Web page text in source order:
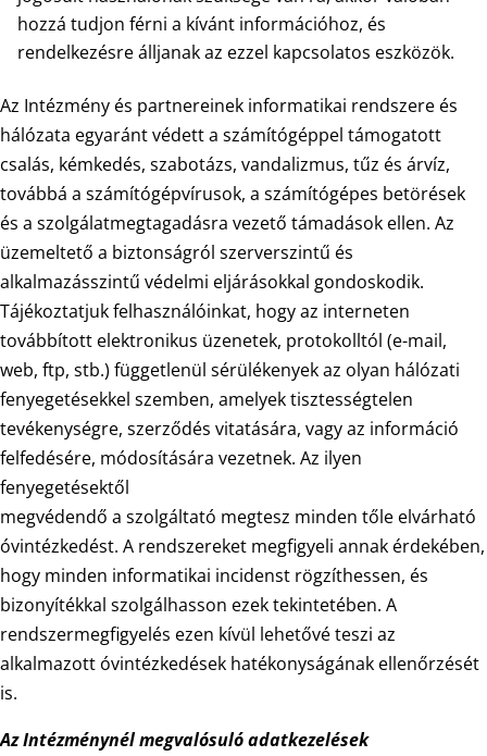
hozzá tudjon férni a kívánt információhoz, és
rendelkezésre álljanak az ezzel kapcsolatos eszközök.
Az Intézmény és partnereinek informatikai rendszere és
hálózata egyaránt védett a számítógéppel támogatott
csalás, kémkedés, szabotázs, vandalizmus, tűz és árvíz,
továbbá a számítógépvírusok, a számítógépes betörések
és a szolgálatmegtagadásra vezető támadások ellen. Az
üzemeltető a biztonságról szerverszintű és
alkalmazásszintű védelmi eljárásokkal gondoskodik.
Tájékoztatjuk felhasználóinkat, hogy az interneten
továbbított elektronikus üzenetek, protokolltól (e-mail,
web, ftp, stb.) függetlenül sérülékenyek az olyan hálózati
fenyegetésekkel szemben, amelyek tisztességtelen
tevékenységre, szerződés vitatására, vagy az információ
felfedésére, módosítására vezetnek. Az ilyen
fenyegetésektől
megvédendő a szolgáltató megtesz minden tőle elvárható
óvintézkedést. A rendszereket megfigyeli annak érdekében,
hogy minden informatikai incidenst rögzíthessen, és
bizonyítékkal szolgálhasson ezek tekintetében. A
rendszermegfigyelés ezen kívül lehetővé teszi az
alkalmazott óvintézkedések hatékonyságának ellenőrzését
is.
Az Intézménynél megvalósuló adatkezelések